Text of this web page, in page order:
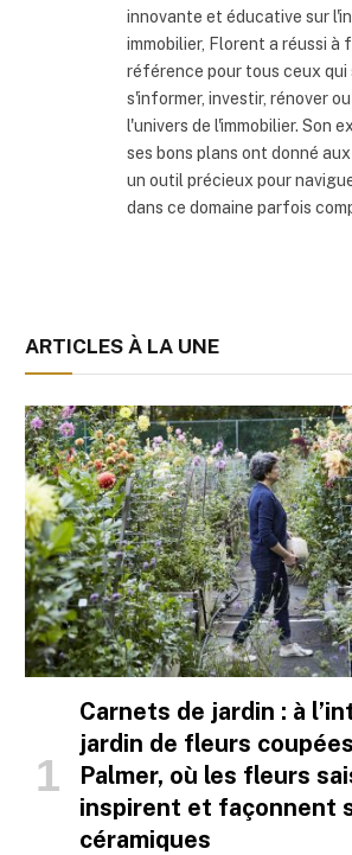
innovante et éducative sur
immobilier, Florent a réussi à
référence pour tous ceux
s'informer, investir, rénover
l'univers de l'immobilier. Son
ses bons plans ont donné
un outil précieux pour
dans ce domaine parfois
ARTICLES À LA UNE
Carnets de jardin : à
jardin de fleurs
Palmer, où les fleurs
inspirent et façonnent
céramiques